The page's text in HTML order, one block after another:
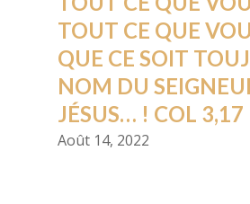
TOUT CE QUE
QUE CE SOIT
NOM DU
JÉSUS… ! COL 3,17
Août 14, 2022